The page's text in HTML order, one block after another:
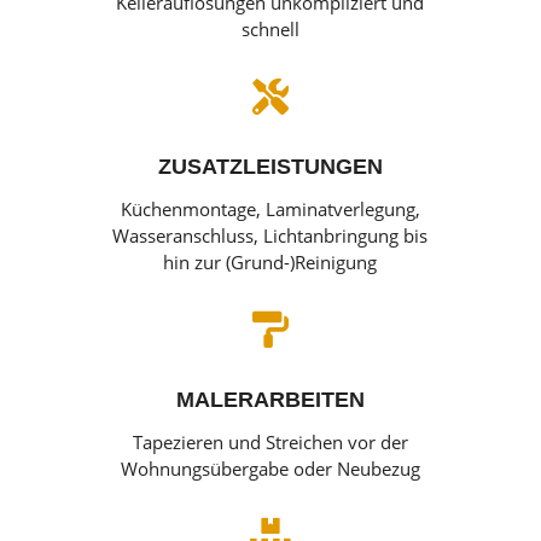
schnell

ZUSATZLEISTUNGEN
Küchenmontage, Laminatverlegung,
Wasseranschluss, Lichtanbringung bis
hin zur (Grund-)Reinigung

MALERARBEITEN
Tapezieren und Streichen vor der
Wohnungsübergabe oder Neubezug